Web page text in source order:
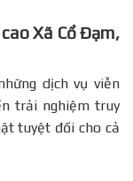
Xã Cổ Đạm,
dịch vụ viễn
trải nghiệm truy
tuyệt đối cho cả